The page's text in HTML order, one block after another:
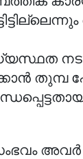
തുമ്പ
അവർ